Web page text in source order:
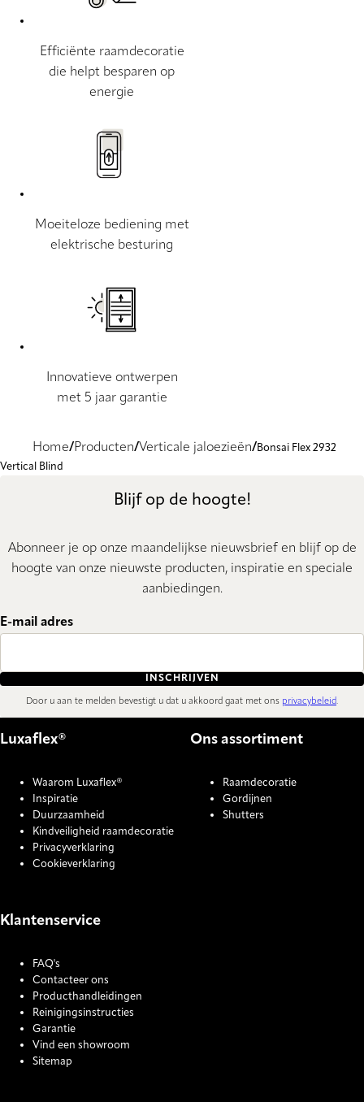
Efficiënte raamdecoratie
die helpt besparen op
energie
Moeiteloze bediening met
elektrische besturing
Innovatieve ontwerpen
met 5 jaar garantie
Home Producten Verticale jaloezieën
Bonsai Flex 2932
Vertical Blind
Blijf op de hoogte!
Abonneer je op onze maandelijkse nieuwsbrief en blijf op de
hoogte van onze nieuwste producten, inspiratie en speciale
aanbiedingen.
E-mail adres
INSCHRIJVEN
Door u aan te melden bevestigt u dat u akkoord gaat met ons privacybeleid.
Luxaflex®
Waarom Luxaflex®
Inspiratie
Duurzaamheid
Kindveiligheid raamdecoratie
Privacyverklaring
Cookieverklaring
Ons assortiment
Raamdecoratie
Gordijnen
Shutters
Klantenservice
FAQ's
Contacteer ons
Producthandleidingen
Reinigingsinstructies
Garantie
Vind een showroom
Sitemap